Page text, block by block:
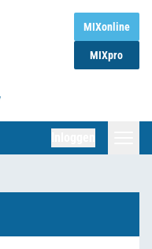
MIXonline
MIXpro